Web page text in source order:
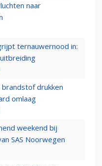
naar
ternauwernood in:
drukken
omlaag
weekend bij
SAS Noorwegen